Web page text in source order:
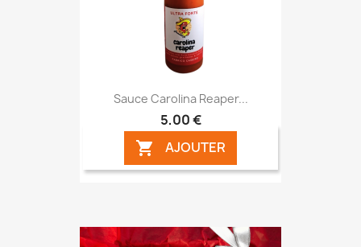
Sauce Carolina Reaper...
5,00 €
 AJOUTER